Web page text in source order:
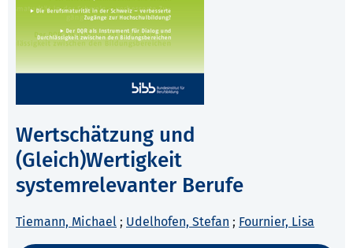
Wertschätzung und
(Gleich)Wertigkeit
systemrelevanter Berufe
Tiemann, Michael ; Udelhofen, Stefan ; Fournier, Lisa